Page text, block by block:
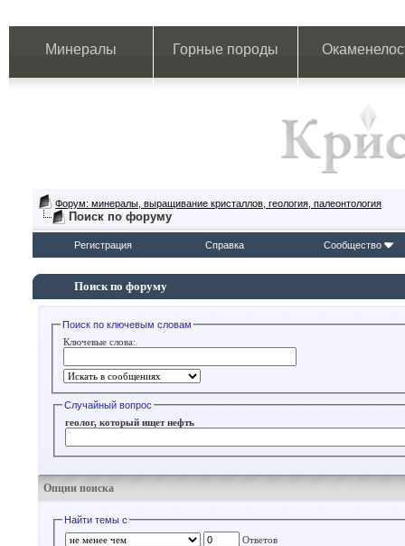
Минералы Горные породы
Форум: минералы, выращивание кристаллов, геология, палеонтология
Поиск по форуму
Регистрация Справка Сообщество
Поиск по форуму
Поиск по ключевым словам
Ключевые слова:
Случайный вопрос
геолог, который ищет нефть
Опции поиска
Найти темы с
Ответов